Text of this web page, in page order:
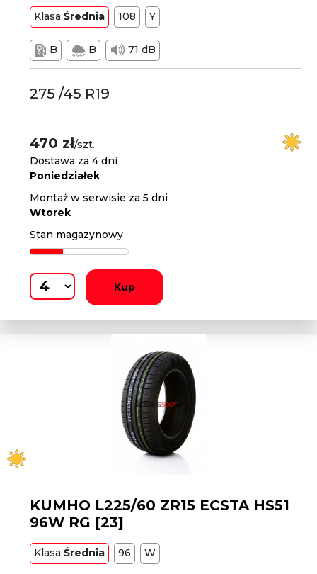
KlasaŚrednia 108 Y
B B 71 dB
275 /45 R19
470 zł/szt.
Dostawa za 4 dni
Poniedziałek
Montaż w serwisie za 5 dni
Wtorek
Stan magazynowy
Kup
KUMHO L225/60 ZR15 ECSTA HS51
96W RG [23]
KlasaŚrednia 96 W